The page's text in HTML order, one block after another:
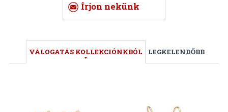
Írjon nekünk
VÁLOGATÁS KOLLEKCIÓNKBÓL LEGKELENDŐBB